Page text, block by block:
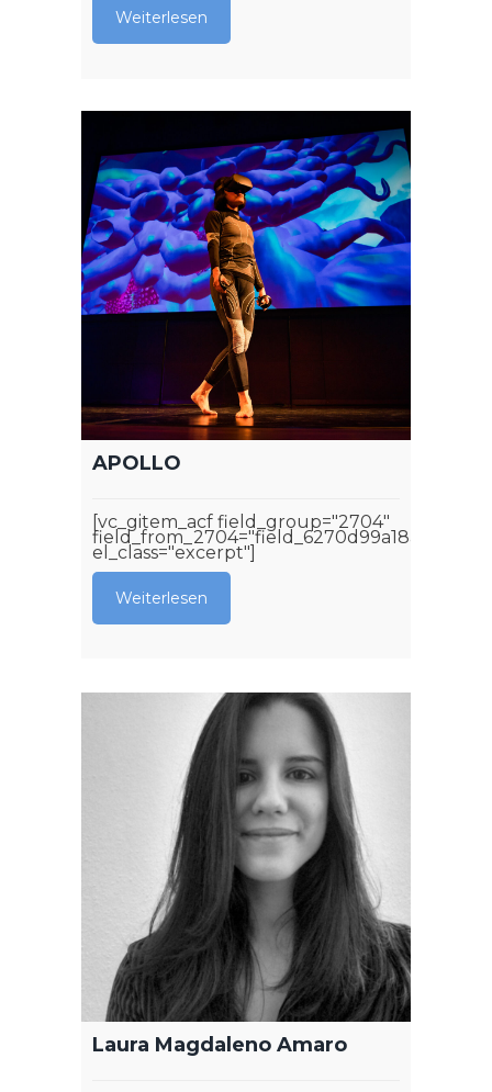
Weiterlesen
APOLLO
[vc_gitem_acf field_group="2704"
field_from_2704="field_6270d99a18aa4"
el_class="excerpt"]
Weiterlesen
Laura Magdaleno Amaro